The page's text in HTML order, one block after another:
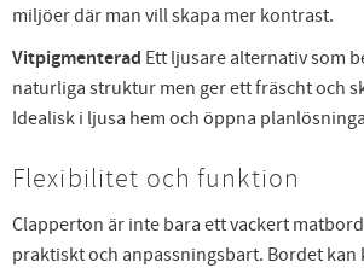
miljöer där man vill skapa mer kontrast.
Vitpigmenterad Ett ljusare alternativ som
naturliga struktur men ger ett fräscht och
Idealisk i ljusa hem och öppna
Flexibilitet och funktion
Clapperton är inte bara ett vackert
praktiskt och anpassningsbart. Bordet kan